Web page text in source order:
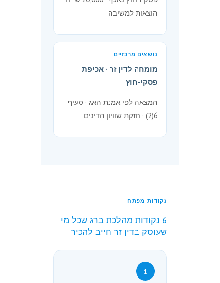
הוצאות למשיבה
נושאים מרכזיים
מומחה לדין זר · אכיפת
פסקי-חוץ
המצאה לפי אמנת האג · סעיף
6(2) · חזקת שוויון הדינים
נקודות מפתח
6 נקודות מהלכת ברג שכל מי
שעוסק בדין זר חייב להכיר
1